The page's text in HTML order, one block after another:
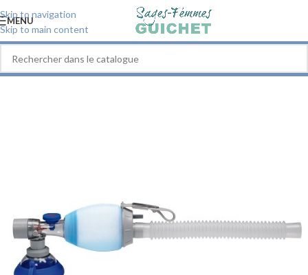
Skip to navigation
Skip to main content
MENU